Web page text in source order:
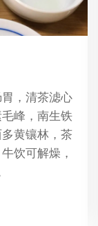
Spa休闲
的休闲方
那里的天